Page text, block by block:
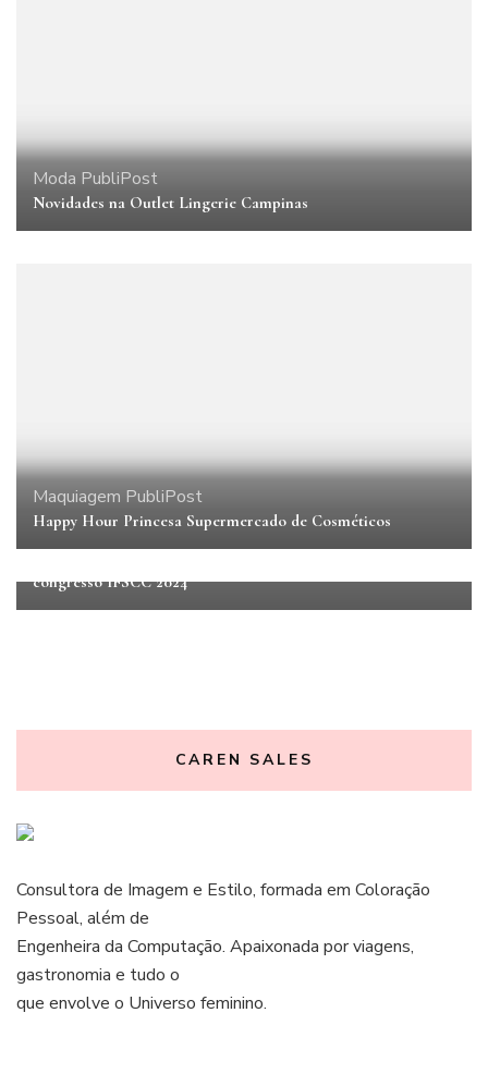
Moda PubliPost
Novidades na Outlet Lingerie Campinas
Maquiagem PubliPost
Happy Hour Princesa Supermercado de Cosméticos
Beleza
congresso IFSCC 2024
CAREN SALES
Consultora de Imagem e Estilo, formada em Coloração
Pessoal, além de
Engenheira da Computação. Apaixonada por viagens,
gastronomia e tudo o
que envolve o Universo feminino.